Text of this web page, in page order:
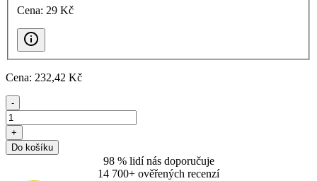
Cena: 29 Kč
Cena: 232,42 Kč
-
+
Do košíku
98 % lidí nás doporučuje
14 700+ ověřených recenzí